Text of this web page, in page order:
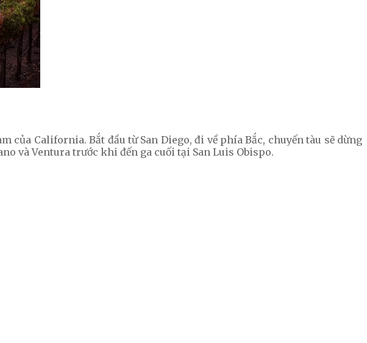
của California. Bắt đầu từ San Diego, đi về phía Bắc, chuyến tàu sẽ dừng
và Ventura trước khi đến ga cuối tại San Luis Obispo.